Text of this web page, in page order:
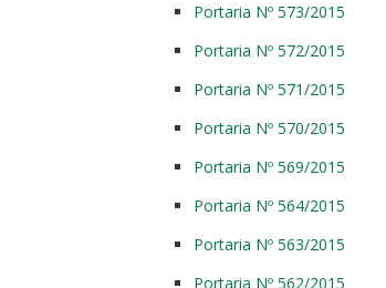
Portaria Nº 573/2015
Portaria Nº 572/2015
Portaria Nº 571/2015
Portaria Nº 570/2015
Portaria Nº 569/2015
Portaria Nº 564/2015
Portaria Nº 563/2015
Portaria Nº 562/2015